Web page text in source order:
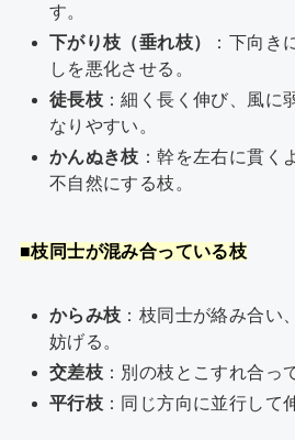
す。
下がり枝（垂れ枝）
：下向き
しを悪化させる。
徒長枝 ：細く長く伸び、風に
なりやすい。
かんぬき枝 ：幹を左右に貫く
不自然にする枝。
■枝同士が混み合っている枝
からみ枝 ：枝同士が絡み合い
妨げる。
交差枝 ：別の枝とこすれ合っ
平行枝 ：同じ方向に並行して